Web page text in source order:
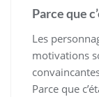
Parce que
Les
motivations
Parce que